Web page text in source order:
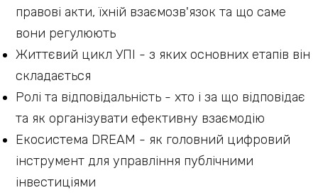
правові акти, їхній взаємозв'язок та що саме
вони регулюють
Життєвий цикл УПІ - з яких основних етапів він
складається
Ролі та відповідальність - хто і за що відповідає
та як організувати ефективну взаємодію
Екосистема DREAM - як головний цифровий
інструмент для управління публічними
інвестиціями